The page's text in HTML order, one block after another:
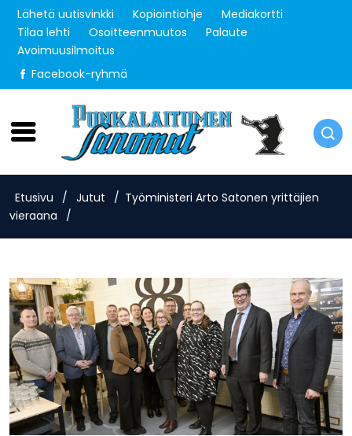
Lähetä uutisvinkki Kopiointiohje
Mediakortti
Tilaa lehti
Osoitteenmuutos
Palaute
Avoimuusilmoitus
Facebook-ryhmä
Perjantai 7.8.2026
Etusivu / Jutut / Työministeri Arto Satonen yrittäjien
vieraana
/